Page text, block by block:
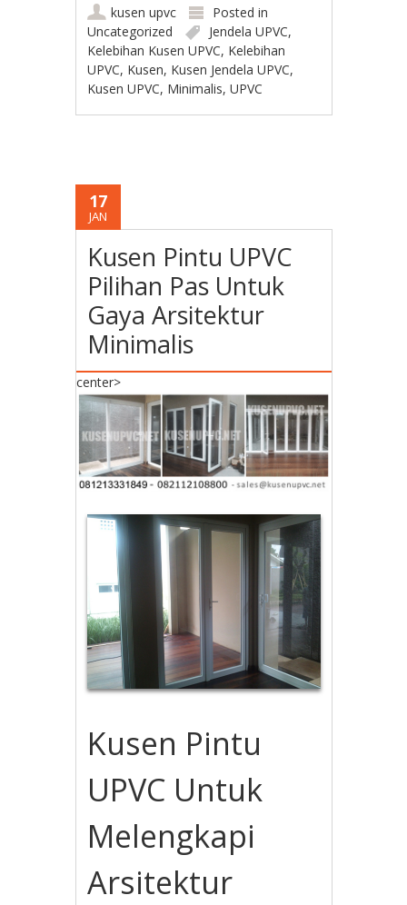
kusen upvc
Posted in
Uncategorized
Jendela UPVC,
Kelebihan Kusen UPVC, Kelebihan
UPVC, Kusen, Kusen Jendela UPVC,
Kusen UPVC, Minimalis,UPVC
17
JAN
Kusen Pintu UPVC
Pilihan Pas Untuk
Gaya Arsitektur
Minimalis
center>
Kusen Pintu
UPVC Untuk
Melengkapi
Arsitektur